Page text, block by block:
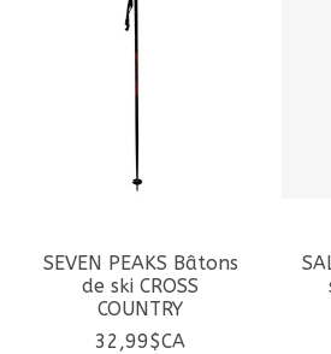
SEVEN PEAKS Bâtons
de ski CROSS
COUNTRY
32,99$CA